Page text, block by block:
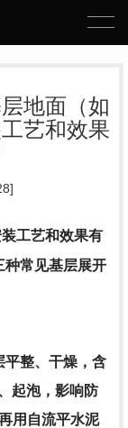
地面（如
艺和效果
工艺和效果有
种常见基层展开
平整、干燥，含
起泡，影响防
用自流平水泥